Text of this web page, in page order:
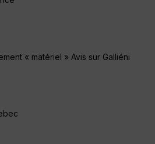
« matériel » Avis sur Galliéni